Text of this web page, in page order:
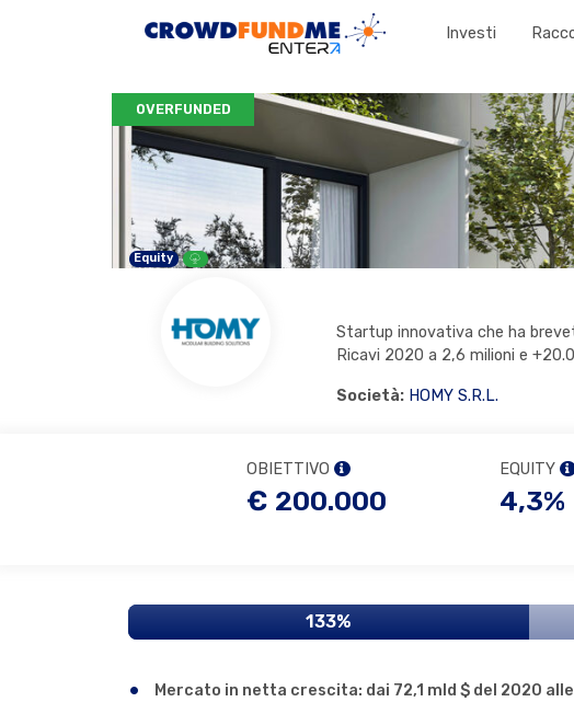
Investi
OVERFUNDED
Equity Campagna U2Y
Startup innovativa che ha
Ricavi 2020 a 2,6 milioni e
Società: HOMY S.R.L.
OBIETTIVO
€ 200.000
EQUITY
4,3%
133%
Mercato in netta crescita: dai 72,1 mld $ del 2020